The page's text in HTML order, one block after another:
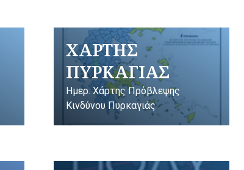
ΧΑΡΤΗΣ
ΠΥΡΚΑΓΙΑΣ
Ημερ. Χάρτης Πρόβλεψης
Κινδύνου Πυρκαγιάς